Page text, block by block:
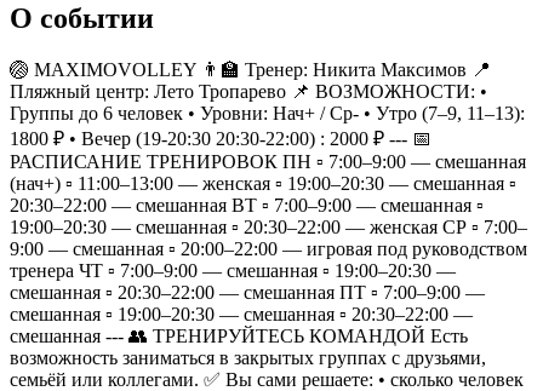
О событии
🏐 MAXIMOVOLLEY 👨‍🏫 Тренер: Никита Максимов 📍
Пляжный центр: Лето Тропарево 📌 ВОЗМОЖНОСТИ: •
Группы до 6 человек • Уровни: Нач+ / Ср- • Утро (7–9, 11–13):
1800 ₽ • Вечер (19-20:30 20:30-22:00) : 2000 ₽ --- 📅
РАСПИСАНИЕ ТРЕНИРОВОК ПН ▫️ 7:00–9:00 — смешанная
(нач+) ▫️ 11:00–13:00 — женская ▫️ 19:00–20:30 — смешанная ▫️
20:30–22:00 — смешанная ВТ ▫️ 7:00–9:00 — смешанная ▫️
19:00–20:30 — смешанная ▫️ 20:30–22:00 — женская СР ▫️ 7:00–
9:00 — смешанная ▫️ 20:00–22:00 — игровая под руководством
тренера ЧТ ▫️ 7:00–9:00 — смешанная ▫️ 19:00–20:30 —
смешанная ▫️ 20:30–22:00 — смешанная ПТ ▫️ 7:00–9:00 —
смешанная ▫️ 19:00–20:30 — смешанная ▫️ 20:30–22:00 —
смешанная --- 👥 ТРЕНИРУЙТЕСЬ КОМАНДОЙ Есть
возможность заниматься в закрытых группах с друзьями,
семьёй или коллегами. ✅ Вы сами решаете: • сколько человек